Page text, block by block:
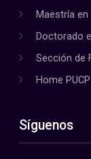
Maestría
Doctorado
Sección de
Home PUCP
Síguenos